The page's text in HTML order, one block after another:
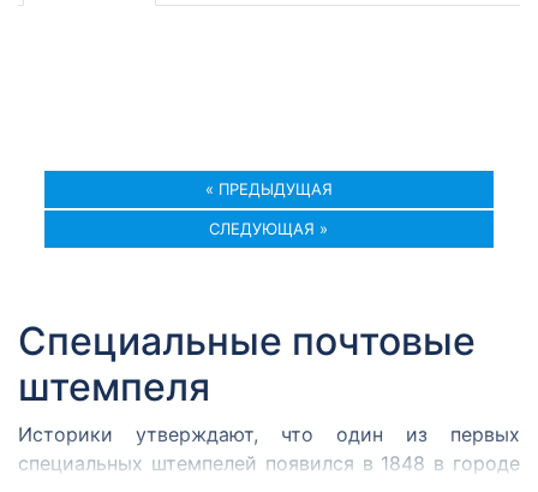
« ПРЕДЫДУЩАЯ
СЛЕДУЮЩАЯ »
Специальные почтовые
штемпеля
Историки утверждают, что один из первых
специальных штемпелей появился в 1848 в городе